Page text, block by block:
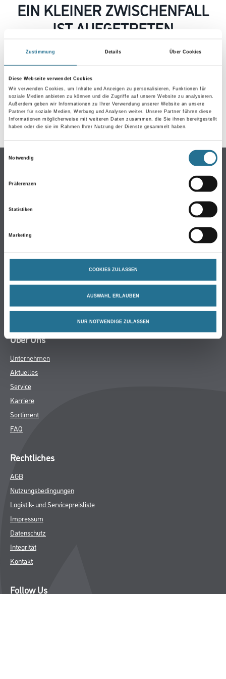
Zustimmung Details Über Cookies
Diese Webseite verwendet Cookies
Wir verwenden Cookies, um Inhalte und Anzeigen zu personalisieren, Funktionen für
soziale Medien anbieten zu können und die Zugriffe auf unsere Website zu analysieren.
Außerdem geben wir Informationen zu Ihrer Verwendung unserer Website an unsere
Partner für soziale Medien, Werbung und Analysen weiter. Unsere Partner führen diese
Informationen möglicherweise mit weiteren Daten zusammen, die Sie ihnen bereitgestellt
haben oder die sie im Rahmen Ihrer Nutzung der Dienste gesammelt haben.
Notwendig
Präferenzen
Statistiken
Marketing
COOKIES ZULASSEN
AUSWAHL ERLAUBEN
NUR NOTWENDIGE ZULASSEN
EIN KLEINER ZWISCHENFALL
IST AUFGETRETEN
Keine Sorge, wir pinseln schon an der Lösung und
werden das Problem so schnell wie möglich beheben.
Erkunden Sie in der Zwischenzeit unseren Online-Shop
und lassen Sie sich inspirieren.
ZURÜCK ZUM ONLINE-SHOP
Online-Shop
Farbe
Trockenbau
Bodenbeläge
Wand- & Deckenbeläge
Verbrauchsmaterialien
Hersteller
Über Uns
Unternehmen
Aktuelles
Service
Karriere
Sortiment
FAQ
Rechtliches
AGB
Nutzungsbedingungen
Logistik- und Servicepreisliste
Impressum
Datenschutz
Integrität
Kontakt
Follow Us